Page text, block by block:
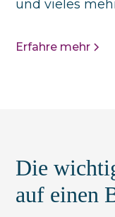
und vieles
Erfahre mehr
Die
auf einen